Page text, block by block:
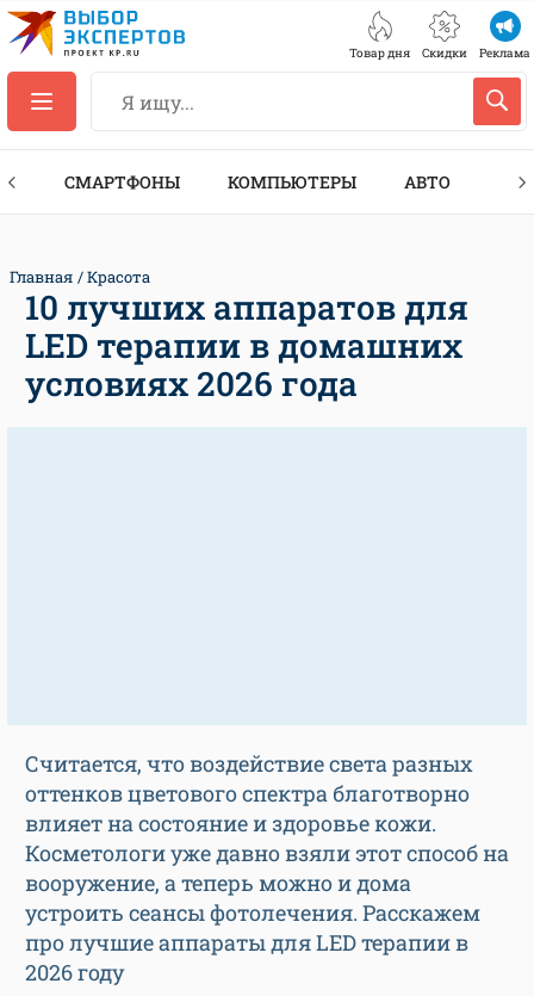
Товар дня Скидки Реклама
СМАРТФОНЫ КОМПЬЮТЕРЫ АВТО
Главная Красота
10 лучших аппаратов для
LED терапии в домашних
условиях 2026 года
Считается, что воздействие света разных
оттенков цветового спектра благотворно
влияет на состояние и здоровье кожи.
Косметологи уже давно взяли этот способ на
вооружение, а теперь можно и дома
устроить сеансы фотолечения. Расскажем
про лучшие аппараты для LED терапии в
2026 году